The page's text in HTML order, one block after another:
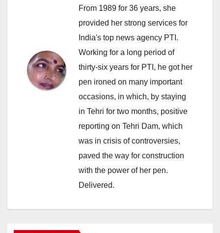
From 1989 for 36 years, she
provided her strong services for
India's top news agency PTI.
Working for a long period of
thirty-six years for PTI, he got her
pen ironed on many important
occasions, in which, by staying
in Tehri for two months, positive
reporting on Tehri Dam, which
was in crisis of controversies,
paved the way for construction
with the power of her pen.
Delivered.